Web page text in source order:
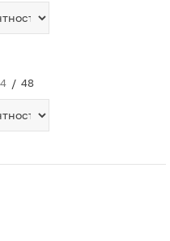
/ 48